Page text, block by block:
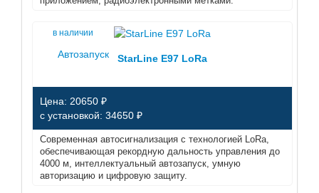
в наличии
Автозапуск StarLine E97 LoRa
Цена: 20650 ₽
с установкой: 34650 ₽
Современная автосигнализация с технологией LoRa,
обеспечивающая рекордную дальность управления до
4000 м, интеллектуальный автозапуск, умную
авторизацию и цифровую защиту.